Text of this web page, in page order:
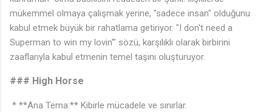
mükemmel olmaya çalışmak yerine, "sadece insan" olduğunu
kabul etmek büyük bir rahatlama getiriyor. "I don't need a
Superman to win my lovin'" sözü, karşılıklı olarak birbirini
zaaflarıyla kabul etmenin temel taşını oluşturuyor.
### High Horse
* **Ana Tema:** Kibirle mücadele ve sınırlar.